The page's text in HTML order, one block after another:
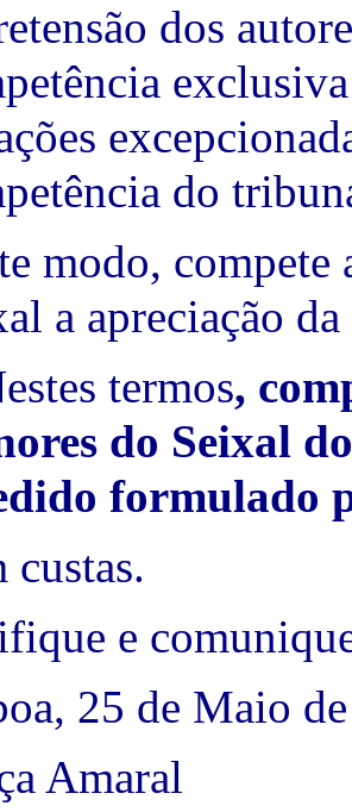
dos
do
modo,
a apreciação
termos,
do Seixal
formulado
custas.
e
25 de Maio
Amaral